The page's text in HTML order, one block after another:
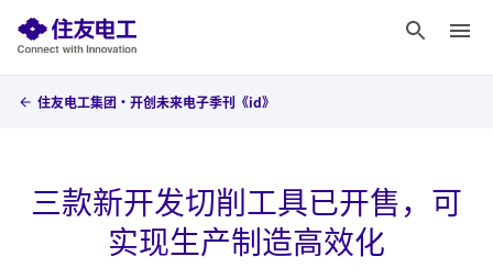
住友电工集团・开创未来电子季刊《id》
三款新开发切削工具已开售，可
实现生产制造高效化